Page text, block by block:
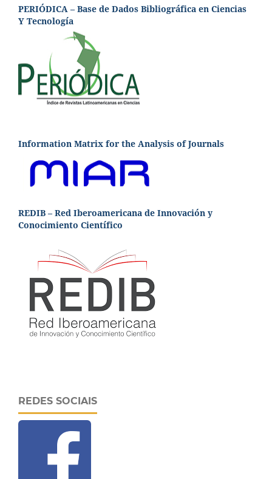
PERIÓDICA – Base de Dados Bibliográfica en Ciencias
Y Tecnología
Information Matrix for the Analysis of Journals
REDIB – Red Iberoamericana de Innovación y
Conocimiento Científico
REDES SOCIAIS